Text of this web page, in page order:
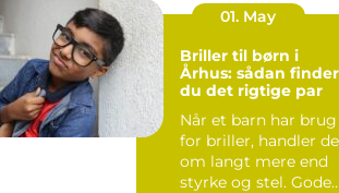
01. May
Briller til børn i
Århus: sådan finder
du det rigtige par
Når et barn har brug
for briller, handler
om langt mere end
styrke og stel. Gode